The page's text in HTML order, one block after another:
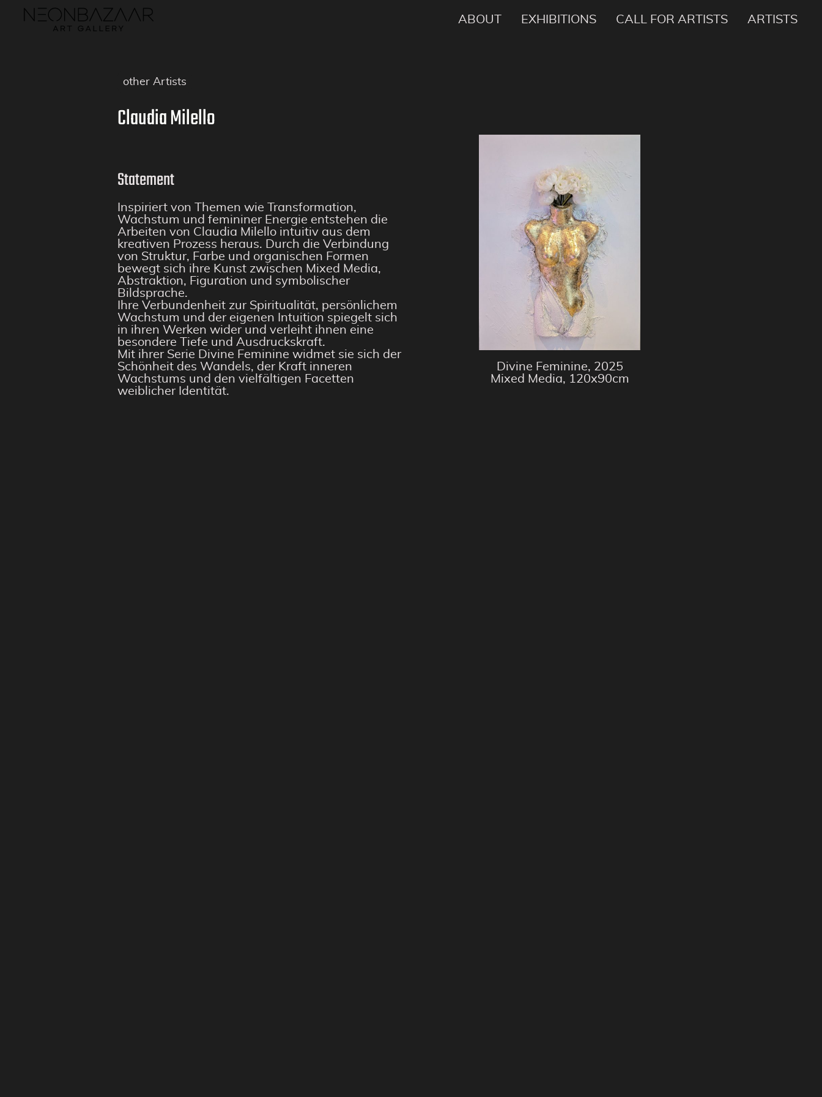
ABOUT EXHIBITIONS CALL FOR ARTISTS ARTISTS
other Artists
Claudia Milello
Statement
Inspiriert von Themen wie Transformation,
Wachstum und femininer Energie entstehen die
Arbeiten von Claudia Milello intuitiv aus dem
kreativen Prozess heraus. Durch die Verbindung
von Struktur, Farbe und organischen Formen
bewegt sich ihre Kunst zwischen Mixed Media,
Abstraktion, Figuration und symbolischer
Bildsprache.
Ihre Verbundenheit zur Spiritualität, persönlichem
Wachstum und der eigenen Intuition spiegelt sich
in ihren Werken wider und verleiht ihnen eine
besondere Tiefe und Ausdruckskraft.
Mit ihrer Serie Divine Feminine widmet sie sich der
Schönheit des Wandels, der Kraft inneren
Wachstums und den vielfältigen Facetten
weiblicher Identität.
Divine Feminine, 2025
Mixed Media, 120x90cm